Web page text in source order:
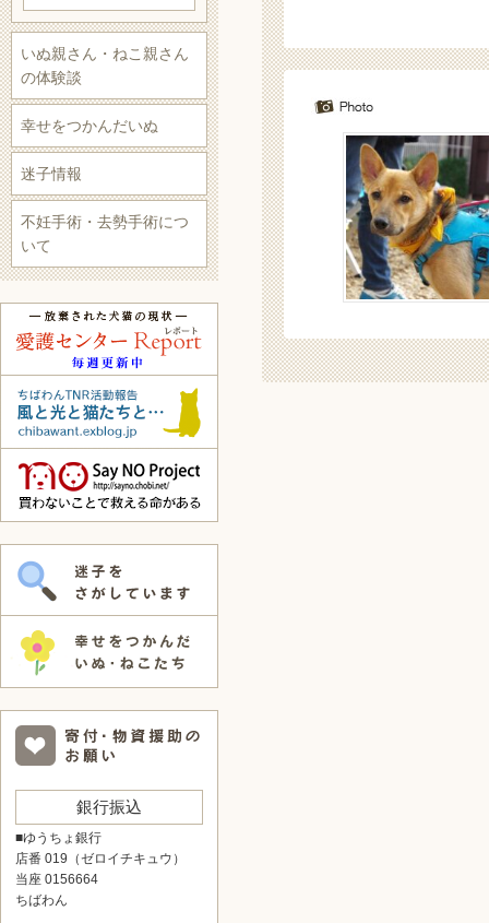
いぬ親さん・ねこ親さん
の体験談
幸せをつかんだいぬ
迷子情報
不妊手術・去勢手術につ
いて
銀行振込
■ゆうちょ銀行
店番 019（ゼロイチキュウ）
当座 0156664
ちばわん